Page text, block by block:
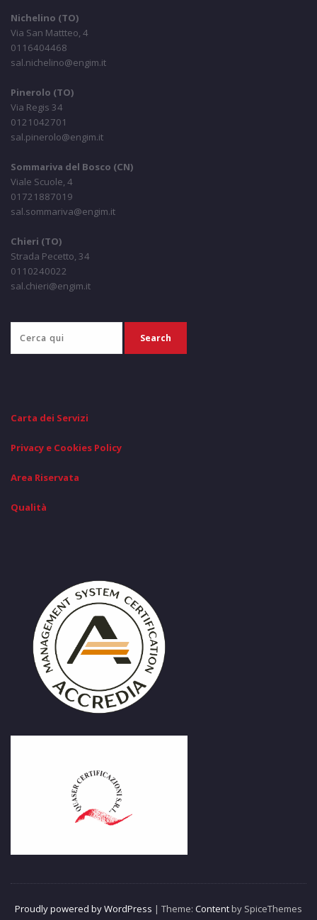
Nichelino (TO)
Via San Mattteo, 4
0116404468
sal.nichelino@engim.it
Pinerolo (TO)
Via Regis 34
0121042701
sal.pinerolo@engim.it
Sommariva del Bosco (CN)
Viale Scuole, 4
01721887019
sal.sommariva@engim.it
Chieri (TO)
Strada Pecetto, 34
0110240022
sal.chieri@engim.it
Carta dei Servizi
Privacy e Cookies Policy
Area Riservata
Qualità
Proudly powered by WordPress | Theme: Content by SpiceThemes